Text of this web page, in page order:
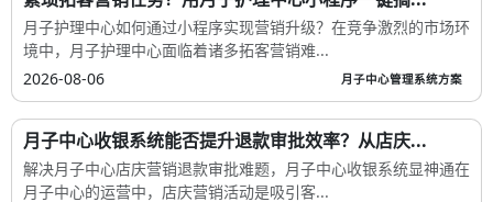
月子护理中心如何通过小程序实现营销升级？在竞争激烈的市场环
境中，月子护理中心面临着诸多拓客营销难...
2026-08-06
月子中心管理系统方案
月子中心收银系统能否提升退款审批效率？从店庆...
解决月子中心店庆营销退款审批难题，月子中心收银系统显神通在
月子中心的运营中，店庆营销活动是吸引客...